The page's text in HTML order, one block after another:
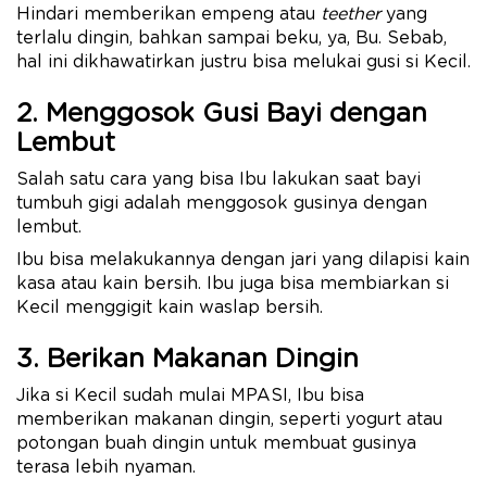
Hindari memberikan empeng atau teetheryang
terlalu dingin, bahkan sampai beku, ya, Bu. Sebab,
hal ini dikhawatirkan justru bisa melukai gusi si Kecil.
2. Menggosok Gusi Bayi dengan
Lembut
Salah satu cara yang bisa Ibu lakukan saat bayi
tumbuh gigi adalah menggosok gusinya dengan
lembut.
Ibu bisa melakukannya dengan jari yang dilapisi kain
kasa atau kain bersih. Ibu juga bisa membiarkan si
Kecil menggigit kain waslap bersih.
3. Berikan Makanan Dingin
Jika si Kecil sudah mulai MPASI, Ibu bisa
memberikan makanan dingin, seperti yogurt atau
potongan buah dingin untuk membuat gusinya
terasa lebih nyaman.